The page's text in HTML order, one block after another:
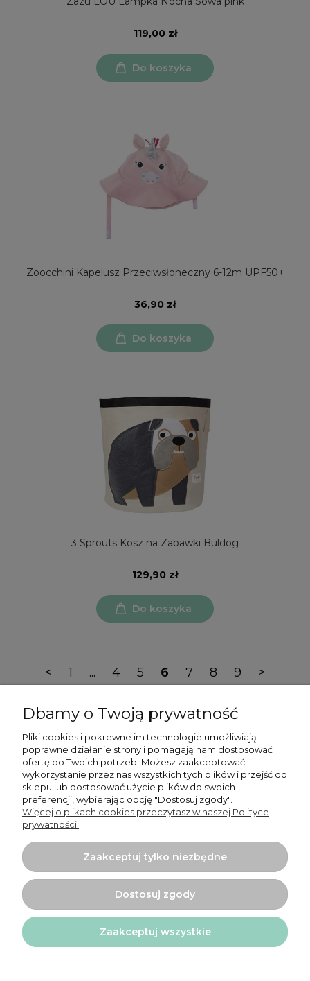
119,00 zł
Do koszyka
Zoocchini Kapelusz Przeciwsłoneczny 6-12m UPF50+
36,90 zł
Do koszyka
3 Sprouts Kosz na Zabawki Buldog
129,90 zł
Do koszyka
< 1 ... 4 5 6 7 8 9 >
Moje konto
Płatności i dostawa
Informacje
O nas
Projekt i wykonanie:Ecommercy.pl
Dbamy o Twoją prywatność
Pliki cookies i pokrewne im technologie umożliwiają
poprawne działanie strony i pomagają nam dostosować
ofertę do Twoich potrzeb. Możesz zaakceptować
wykorzystanie przez nas wszystkich tych plików i przejść do
sklepu lub dostosować użycie plików do swoich
preferencji, wybierając opcję "Dostosuj zgody".
Więcej o plikach cookies przeczytasz w naszej Polityce
prywatności.
Zaakceptuj tylko niezbędne
Dostosuj zgody
Zaakceptuj wszystkie